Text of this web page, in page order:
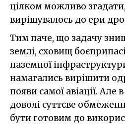
цілком можливо
вирішувалось до ери
Тим паче, що задачу
землі, сховищ
наземної
намагались вирішити
появи самої авіації. Але
доволі суттєве
бути готовим до